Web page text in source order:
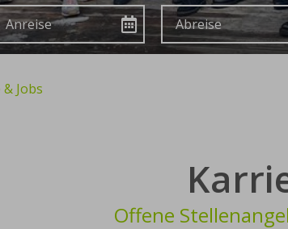
Abreise
Jobs
Offene